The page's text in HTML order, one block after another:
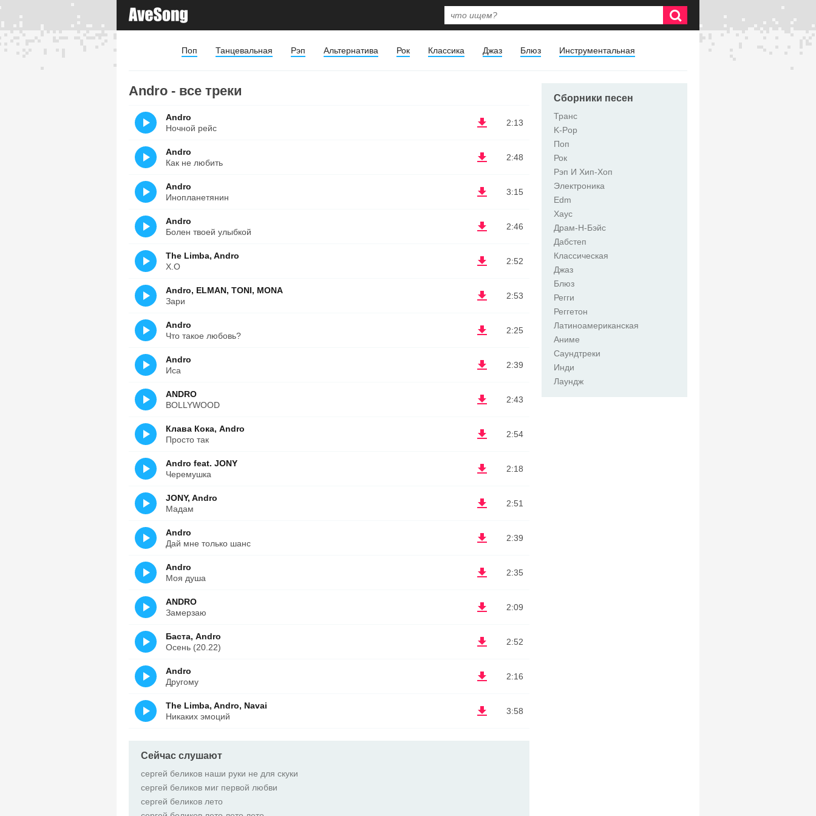
Поп Танцевальная Рэп Альтернатива Рок Классика Джаз Блюз Инструментальная
Andro - все треки
2:13
Andro
Ночной рейс
2:48
Andro
Как не любить
3:15
Andro
Инопланетянин
2:46
Andro
Болен твоей улыбкой
2:52
The Limba, Andro
X.O
2:53
Andro, ELMAN, TONI, MONA
Зари
2:25
Andro
Что такое любовь?
2:39
Andro
Иса
2:43
ANDRO
BOLLYWOOD
2:54
Клава Кока, Andro
Просто так
2:18
Andro feat. JONY
Черемушка
2:51
JONY, Andro
Мадам
2:39
Andro
Дай мне только шанс
2:35
Andro
Моя душа
2:09
ANDRO
Замерзаю
2:52
Баста, Andro
Осень (20.22)
2:16
Andro
Другому
3:58
The Limba, Andro, Navai
Никаких эмоций
Сейчас слушают
сергей беликов наши руки не для скуки
сергей беликов миг первой любви
сергей беликов лето
Сборники песен
Транс
K-Pop
Поп
Рок
Рэп И Хип-Хоп
Электроника
Edm
Хаус
Драм-Н-Бэйс
Дабстеп
Классическая
Джаз
Блюз
Регги
Реггетон
Латиноамериканская
Аниме
Саундтреки
Инди
Лаундж